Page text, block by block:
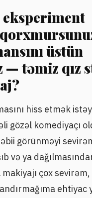
üstün
təmiz qız
hiss etmək
gözəl komediyaçı
görünməyi
və ya
çox sevirəm,
ehtiyac